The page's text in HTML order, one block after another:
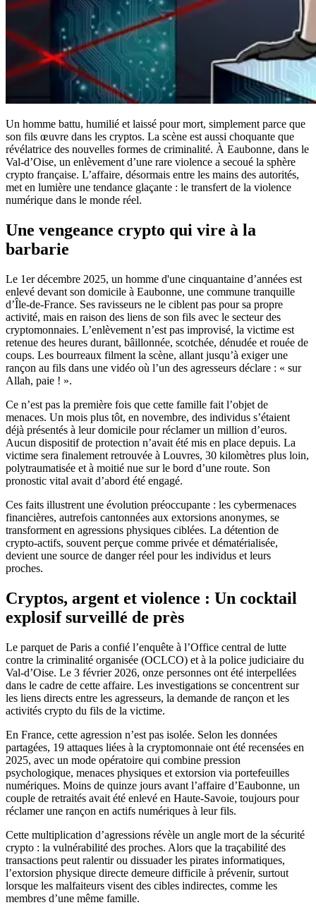
Un homme battu, humilié et laissé pour mort, simplement parce que
son fils œuvre dans les cryptos. La scène est aussi choquante que
révélatrice des nouvelles formes de criminalité. À Eaubonne, dans le
Val-d’Oise, un enlèvement d’une rare violence a secoué la sphère
crypto française. L’affaire, désormais entre les mains des autorités,
met en lumière une tendance glaçante : le transfert de la violence
numérique dans le monde réel.
Une vengeance crypto qui vire à la
barbarie
Le 1er décembre 2025, un homme d'une cinquantaine d’années est
enlevé devant son domicile à Eaubonne, une commune tranquille
d’Île-de-France. Ses ravisseurs ne le ciblent pas pour sa propre
activité, mais en raison des liens de son fils avec le secteur des
cryptomonnaies. L’enlèvement n’est pas improvisé, la victime est
retenue des heures durant, bâillonnée, scotchée, dénudée et rouée de
coups. Les bourreaux filment la scène, allant jusqu’à exiger une
rançon au fils dans une vidéo où l’un des agresseurs déclare : « sur
Allah, paie ! ».
Ce n’est pas la première fois que cette famille fait l’objet de
menaces. Un mois plus tôt, en novembre, des individus s’étaient
déjà présentés à leur domicile pour réclamer un million d’euros.
Aucun dispositif de protection n’avait été mis en place depuis. La
victime sera finalement retrouvée à Louvres, 30 kilomètres plus loin,
polytraumatisée et à moitié nue sur le bord d’une route. Son
pronostic vital avait d’abord été engagé.
Ces faits illustrent une évolution préoccupante : les cybermenaces
financières, autrefois cantonnées aux extorsions anonymes, se
transforment en agressions physiques ciblées. La détention de
crypto-actifs, souvent perçue comme privée et dématérialisée,
devient une source de danger réel pour les individus et leurs
proches.
Cryptos, argent et violence : Un cocktail
explosif surveillé de près
Le parquet de Paris a confié l’enquête à l’Office central de lutte
contre la criminalité organisée (OCLCO) et à la police judiciaire du
Val-d’Oise. Le 3 février 2026, onze personnes ont été interpellées
dans le cadre de cette affaire. Les investigations se concentrent sur
les liens directs entre les agresseurs, la demande de rançon et les
activités crypto du fils de la victime.
En France, cette agression n’est pas isolée. Selon les données
partagées, 19 attaques liées à la cryptomonnaie ont été recensées en
2025, avec un mode opératoire qui combine pression
psychologique, menaces physiques et extorsion via portefeuilles
numériques. Moins de quinze jours avant l’affaire d’Eaubonne, un
couple de retraités avait été enlevé en Haute-Savoie, toujours pour
réclamer une rançon en actifs numériques à leur fils.
Cette multiplication d’agressions révèle un angle mort de la sécurité
crypto : la vulnérabilité des proches. Alors que la traçabilité des
transactions peut ralentir ou dissuader les pirates informatiques,
l’extorsion physique directe demeure difficile à prévenir, surtout
lorsque les malfaiteurs visent des cibles indirectes, comme les
membres d’une même famille.